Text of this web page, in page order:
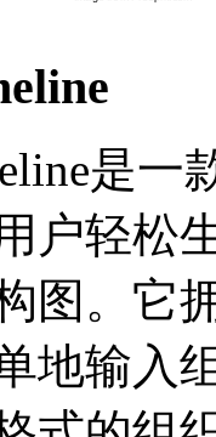
是一
户轻松
图。它
地输入